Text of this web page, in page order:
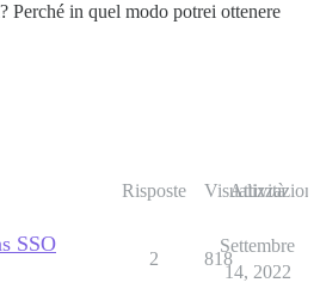
Perché in quel modo potrei ottenere
Risposte Visualizzazioni
Attività
SSO
2 818
Settembre
14, 2022